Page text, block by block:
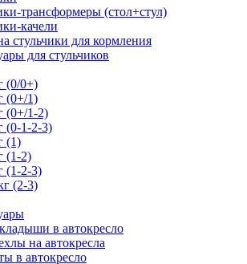
трансформеры (стол+стул)
качели
стульчики для кормления
для стульчиков
(0/0+)
(0+/1)
(0+/1-2)
(0-1-2-3)
(1)
(1-2)
(1-2-3)
(2-3)
в автокресло
на автокресла
в автокресло